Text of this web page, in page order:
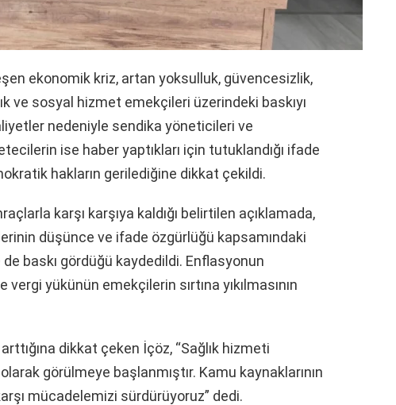
ekonomik kriz, artan yoksulluk, güvencesizlik,
ve sosyal hizmet emekçileri üzerindeki baskıyı
nedeniyle sendika yöneticileri ve
ise haber yaptıkları için tutuklandığı ifade
hakların gerilediğine dikkat çekildi.
karşı karşıya kaldığı belirtilen açıklamada,
düşünce ve ifade özgürlüğü kapsamındaki
baskı gördüğü kaydedildi. Enflasyonun
yükünün emekçilerin sırtına yıkılmasının
dikkat çeken İçöz, “Sağlık hizmeti
görülmeye başlanmıştır. Kamu kaynaklarının
mücadelemizi sürdürüyoruz” dedi.